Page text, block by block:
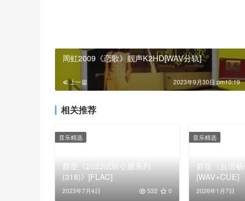
周虹2009《恋歌》靓声K2HD[WAV分轨]
上一篇 2023年9月30日 pm10:19
相关推荐
群星《2023试听小屋系列
(318)》[FLAC]
2023年7月4日 532 0
音乐精选
群星《台语
[WAV+CUE]
2026年1月7日
音乐精选